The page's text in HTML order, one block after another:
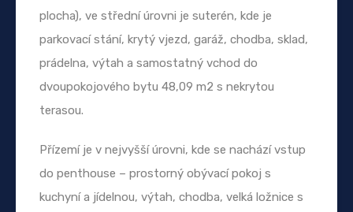
plocha), ve střední úrovni je suterén, kde je
parkovací stání, krytý vjezd, garáž, chodba, sklad,
prádelna, výtah a samostatný vchod do
dvoupokojového bytu 48,09 m2 s nekrytou
terasou.
Přízemí je v nejvyšší úrovni, kde se nachází vstup
do penthouse – prostorný obývací pokoj s
kuchyní a jídelnou, výtah, chodba, velká ložnice s